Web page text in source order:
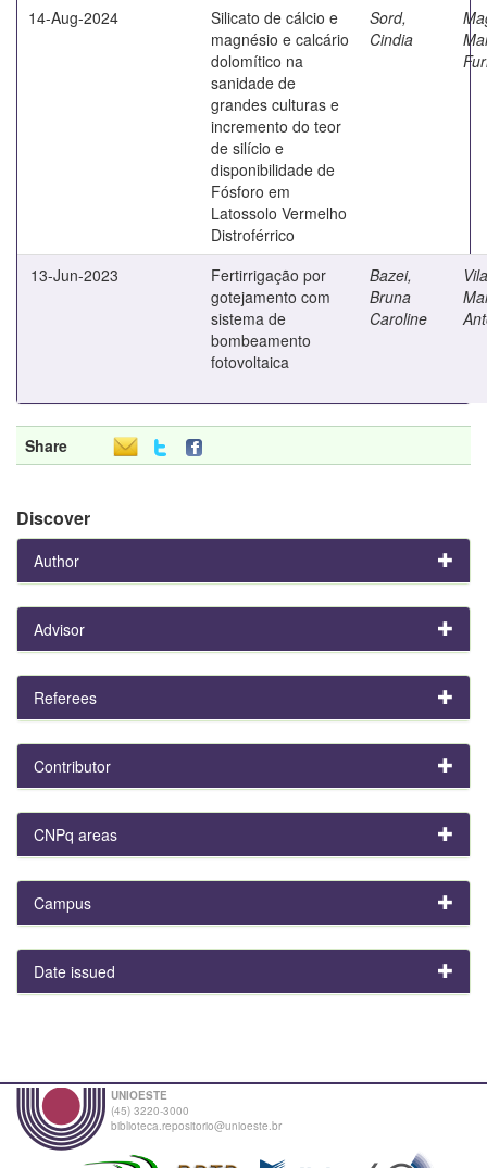
14-Aug-2024
Silicato de cálcio e
magnésio e calcário
dolomítico na
sanidade de
grandes culturas e
incremento do teor
de silício e
disponibilidade de
Fósforo em
Latossolo Vermelho
Distroférrico
Sord,
Cindia
13-Jun-2023
Fertirrigação por
gotejamento com
sistema de
bombeamento
fotovoltaica
Bazei,
Bruna
Caroline
Share
Discover
Author
Advisor
Referees
Contributor
CNPq areas
Campus
Date issued
UNIOESTE
(45) 3220-3000
biblioteca.repositorio@unioeste.br